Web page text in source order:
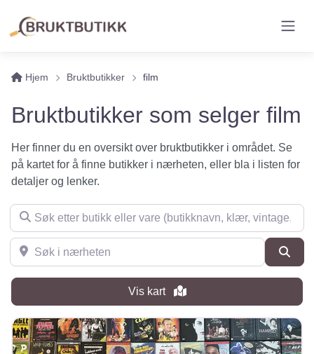
Hjem Bruktbutikker film
Bruktbutikker som selger film
Her finner du en oversikt over bruktbutikker i området. Se
på kartet for å finne butikker i nærheten, eller bla i listen for
detaljer og lenker.
Søk etter butikk eller vare (butikknavn, klær, vintage, møbler
Søk i nærheten
Vis kart